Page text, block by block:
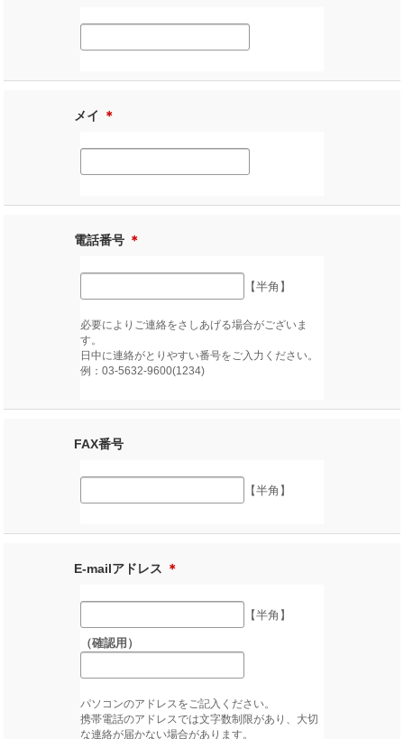
メイ ＊
電話番号 ＊
【半角】
必要によりご連絡をさしあげる場合がございま
す。
日中に連絡がとりやすい番号をご入力ください。
例：03-5632-9600(1234)
FAX番号
【半角】
E-mailアドレス ＊
【半角】
（確認用）
パソコンのアドレスをご記入ください。
携帯電話のアドレスでは文字数制限があり、大切
な連絡が届かない場合があります。